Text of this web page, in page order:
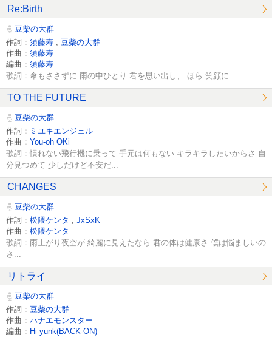
Re:Birth
豆柴の大群
作詞： 須藤寿
豆柴の大群
作曲： 須藤寿
編曲： 須藤寿
歌詞：傘もささずに 雨の中ひとり 君を思い出し、 ほら 笑顔に...
TO THE FUTURE
豆柴の大群
作詞： ミユキエンジェル
作曲： You-oh OKi
歌詞：慣れない飛行機に乗って 手元は何もない キラキラしたいからさ 自
分見つめて 少しだけど不安だ...
CHANGES
豆柴の大群
作詞： 松隈ケンタ
JxSxK
作曲： 松隈ケンタ
歌詞：雨上がり夜空が 綺麗に見えたなら 君の体は健康さ 僕は悩ましいの
さ...
リトライ
豆柴の大群
作詞： 豆柴の大群
作曲： ハナエモンスター
編曲： Hi-yunk(BACK-ON)